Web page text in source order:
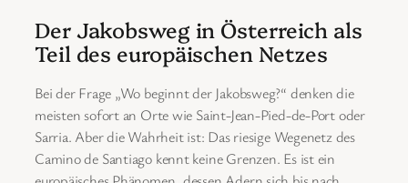
Der Jakobsweg in Österreich als
Teil des europäischen Netzes
Bei der Frage „Wo beginnt der Jakobsweg?“ denken die
meisten sofort an Orte wie Saint-Jean-Pied-de-Port oder
Sarria. Aber die Wahrheit ist: Das riesige Wegenetz des
Camino de Santiago kennt keine Grenzen. Es ist ein